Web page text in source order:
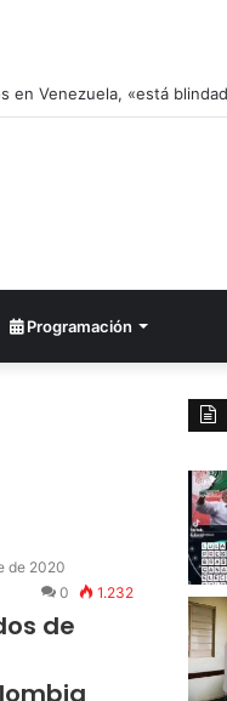
en Venezuela, «está
Programación
de 2020
0
1.232
de